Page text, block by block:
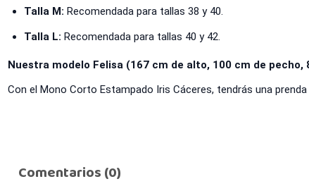
Talla M: Recomendada para tallas 38 y 40.
Talla L: Recomendada para tallas 40 y 42.
Nuestra modelo Felisa (167 cm de alto, 100 cm de
Con el Mono Corto Estampado Iris Cáceres, tendrás una
Comentarios (0)